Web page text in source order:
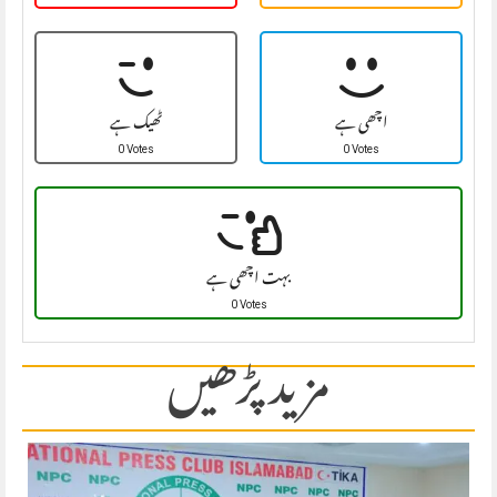
ٹھیک ہے
0 Votes اچھی ہے
0 Votes
بہت اچھی ہے
0 Votes
مزید پڑھیں